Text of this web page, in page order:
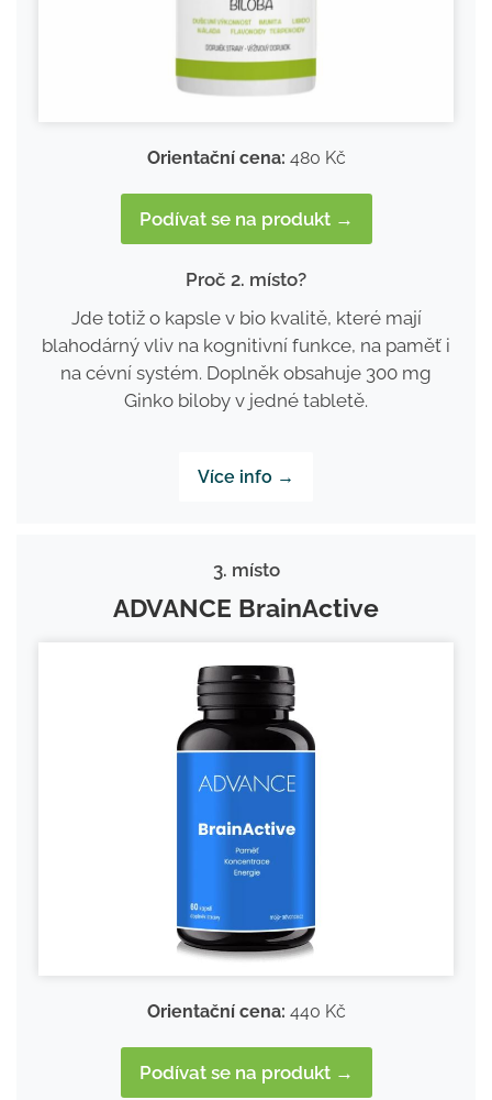
Orientační cena: 480 Kč
Podívat se na produkt →
Proč 2. místo?
Jde totiž o kapsle v bio kvalitě, které mají
blahodárný vliv na kognitivní funkce, na paměť i
na cévní systém. Doplněk obsahuje 300 mg
Ginko biloby v jedné tabletě.
Více info →
3. místo
ADVANCE BrainActive
Orientační cena: 440 Kč
Podívat se na produkt →